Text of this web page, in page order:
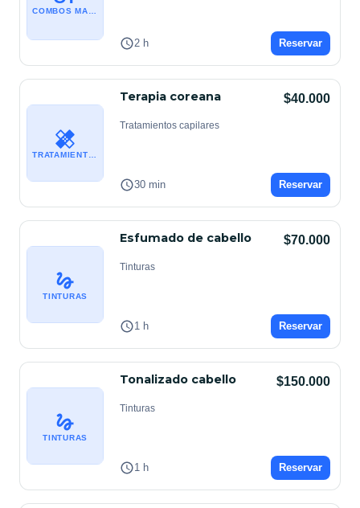
2 h Reservar
Terapia coreana $40.000
Tratamientos capilares
30 min Reservar
TINTURAS
Esfumado de cabello $70.000
Tinturas
1 h Reservar
TINTURAS
Tonalizado cabello $150.000
Tinturas
1 h Reservar